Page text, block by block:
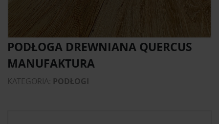
PODŁOGA DREWNIANA QUERCUS
MANUFAKTURA
KATEGORIA: PODŁOGI